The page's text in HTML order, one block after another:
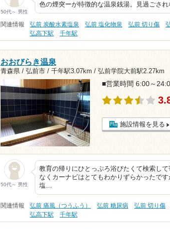
50代～ 男性
色の煙突ーが特徴的な温泉銭湯。見過ごさ
関連情報 弘前 炭酸水素塩泉 弘前 塩化物泉 弘前 切り傷
弘高下駅
千年駅
おおびらき温泉
青森県 / 弘前市 / 千年駅3.07km / 弘前学院大前駅2.27km
■営業時間 6:00～
施設情報を見る
50代～ 男性
教育の帰りにひとっぷろ浴びたくて検索し
なくカーナビはとてもわかりずらかったで
塩…
関連情報 弘前 痛風（つうふう） 弘前 糖尿病 弘前 切り傷
弘高下駅
千年駅